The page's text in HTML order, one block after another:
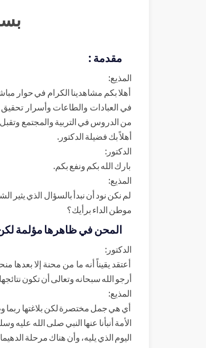
مقدمة :
المذيع:
أهلا بكم مشاهدينا الكرام في حوار
في العبادات والطاعات وأسرار تحقيق
من الدروس في التربية والمجتمع
أهلاً بك فضيلة الدكتور.
الدكتور:
بارك الله بكم ونفع بكم.
المذيع:
لم نكن نود أن نبدأ بالسؤال الذي يثير
موطن الداء برأيك؟
المحن في ظاهرها مؤلمة لكن
الدكتور:
أعتقد يقيناً أنه ما من محنة إلا
أرجو الله سبحانه وتعالى أن تكون
المذيع:
أي هي جمل مختصرة لكن بلاغتها ربما
الأمة أنبأنا عنها النبي صلى الله
اليوم الذي يليه، وأن هناك مرحلة